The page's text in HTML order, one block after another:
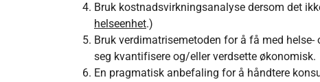
Bruk kostnadsvirkningsanalyse dersom det
helseenhet.)
Bruk verdimatrisemetoden for å få med
seg kvantifisere og/eller verdsette økonomisk.
En pragmatisk anbefaling for å håndtere